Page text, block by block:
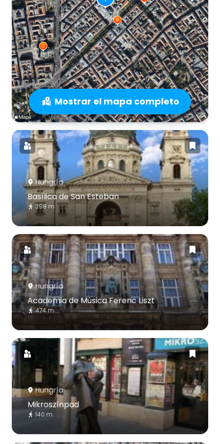
Mostrar el mapa completo
Hungría
Basílica de San Esteban
398 m
Hungría
Academia de Música Ferenc Liszt
474 m
Hungría
Mikroszínpad
140 m